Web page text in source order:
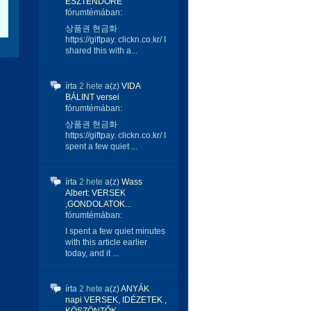
fórumtémában:
상품권 현금화
https://giftpay. clickn.co.kr/ I
shared this with a...
írta 2 hete a(z) VIDA
BÁLINT versei
fórumtémában:
상품권 현금화
https://giftpay. clickn.co.kr/ I
spent a few quiet ...
írta 2 hete a(z) Wass
Albert: VERSEK
,GONDOLATOK...
fórumtémában:
I spent a few quiet minutes
with this article earlier
today, and it ...
írta 2 hete a(z)ANYÁK
napi VERSEK, IDÉZETEK ,